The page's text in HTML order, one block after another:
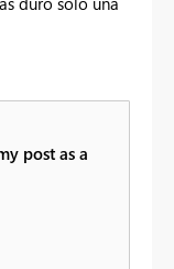
post as a